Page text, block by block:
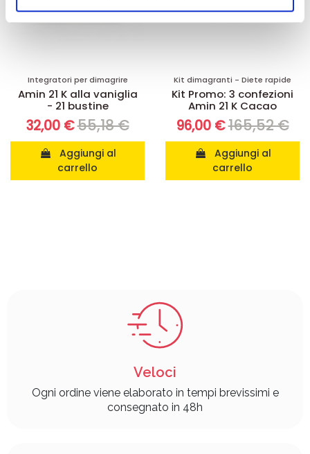
nostri partner che si occupano di analisi dei dati web,
pubblicità e social media, i quali potrebbero combinarle
Integratori per dimagrire
Amin 21 K alla vaniglia
- 21 bustine
32,00 €55,18 €
carrello
Kit dimagranti - Diete rapide
Kit Promo: 3 confezioni
Amin 21 K Cacao
96,00 €165,52 €
carrello
Veloci
Ogni ordine viene elaborato in tempi brevissimi e
consegnato in 48h